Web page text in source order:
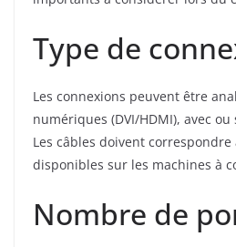
Type de
Les connexions peuvent être
numériques (DVI/HDMI), avec
Les câbles doivent
disponibles sur les machines à
Nombre de